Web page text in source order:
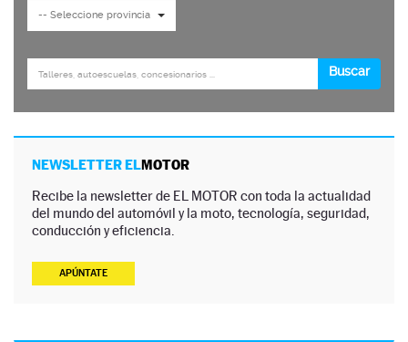
NEWSLETTER ELMOTOR
Recibe la newsletter de EL MOTOR con toda la actualidad
del mundo del automóvil y la moto, tecnología, seguridad,
conducción y eficiencia.
APÚNTATE